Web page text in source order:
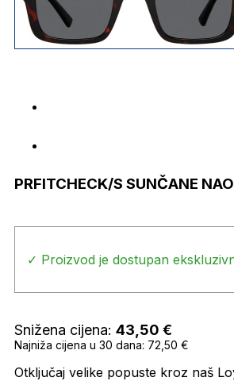
PRFITCHECK/S SUNČANE
✓ Proizvod je dostupan
Snižena cijena: 43,50 €
Najniža cijena u 30 dana: 72,50 €
Otključaj velike popuste kroz naš